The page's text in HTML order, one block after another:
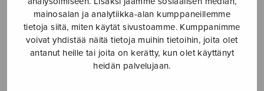
mainosalan ja analytiikka-alan kumppaneillemme
tietoja siitä, miten käytät sivustoamme. Kumppanimme
voivat yhdistää näitä tietoja muihin tietoihin, joita olet
antanut heille tai joita on kerätty, kun olet käyttänyt
heidän palvelujaan.
nuorin – Den
minsta ängeln –
soolo + piano